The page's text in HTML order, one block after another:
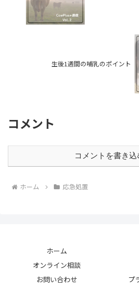
生後1週間の哺乳のポイント
コメント
コメントを書き込
ホーム 応急処置
ホーム
オンライン相談
お問い合わせ
プ